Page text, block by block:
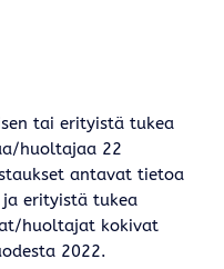
tai erityistä tukea
huoltajaa 22
antavat tietoa
erityistä tukea
huoltajat kokivat
2022.